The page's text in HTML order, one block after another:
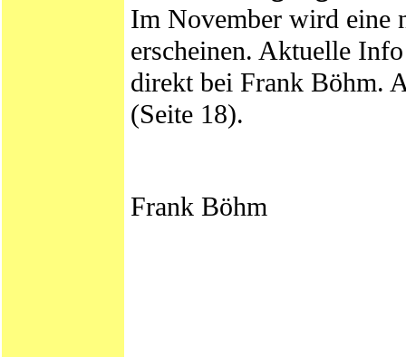
Im November wird eine
erscheinen. Aktuelle
direkt bei Frank Böhm.
(Seite 18).
Frank Böhm